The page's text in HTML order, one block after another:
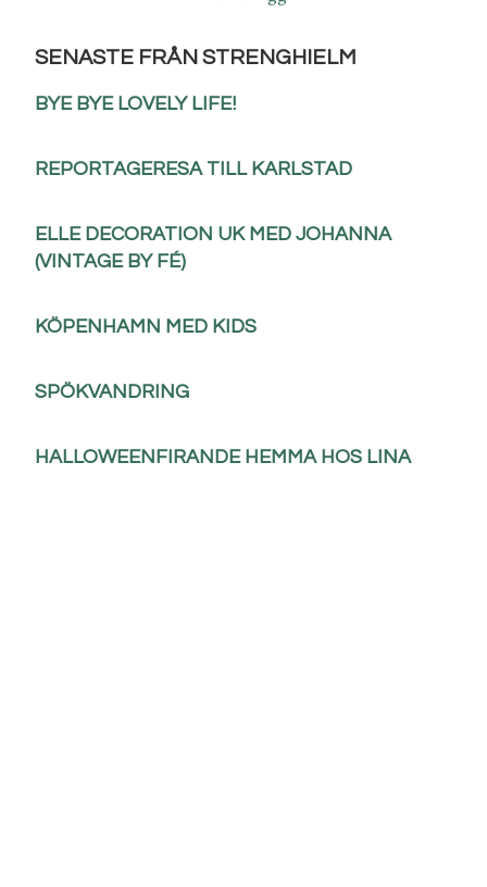
SENASTE FRÅN STRENGHIELM
BYE BYE LOVELY LIFE!
REPORTAGERESA TILL KARLSTAD
ELLE DECORATION UK MED JOHANNA
(VINTAGE BY FÉ)
KÖPENHAMN MED KIDS
SPÖKVANDRING
HALLOWEENFIRANDE HEMMA HOS LINA